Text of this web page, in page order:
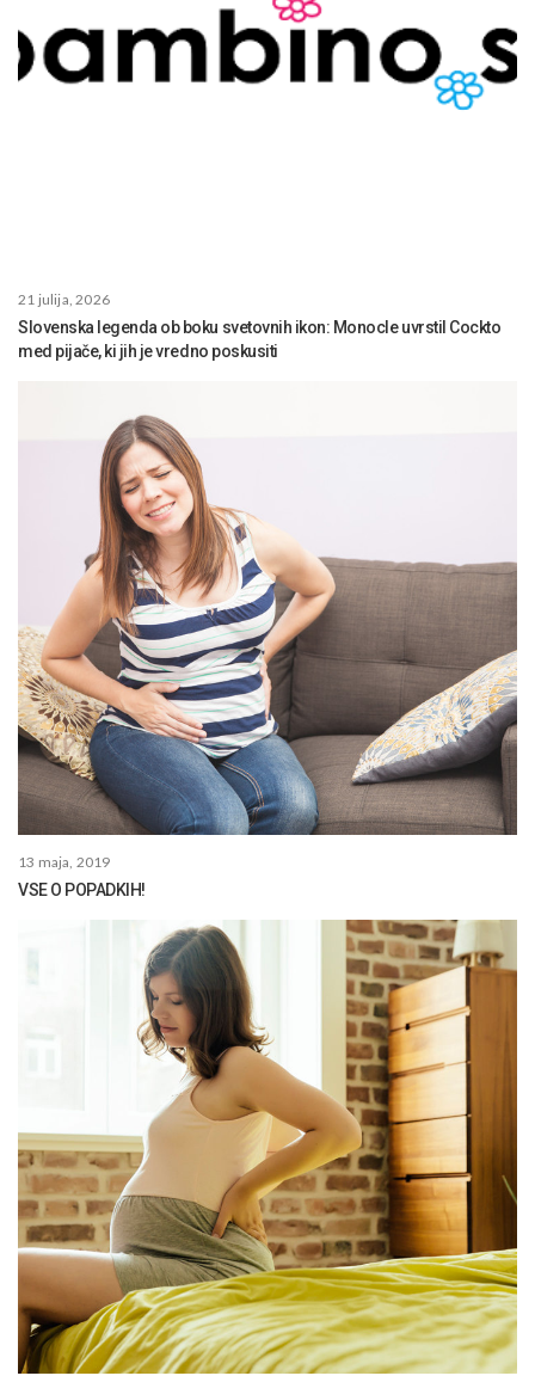
21 julija, 2026
Slovenska legenda ob boku svetovnih ikon: Monocle uvrstil Cockto
med pijače, ki jih je vredno poskusiti
13 maja, 2019
VSE O POPADKIH!